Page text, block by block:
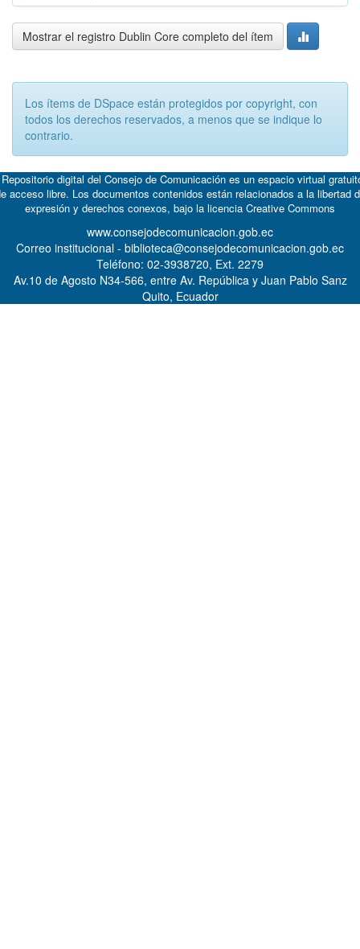
Mostrar el registro Dublin Core completo del ítem
Los ítems de DSpace están protegidos por copyright, con
todos los derechos reservados, a menos que se indique lo
contrario.
digital del Consejo de Comunicación es un espacio virtual
acceso libre. Los documentos contenidos están relacionados a la libertad
expresión y derechos conexos, bajo la licencia Creative Commons
www.consejodecomunicacion.gob.ec
Correo institucional - biblioteca@consejodecomunicacion.gob.ec
Teléfono: 02-3938720, Ext. 2279
Av.10 de Agosto N34-566, entre Av. República y Juan Pablo Sanz
Quito, Ecuador